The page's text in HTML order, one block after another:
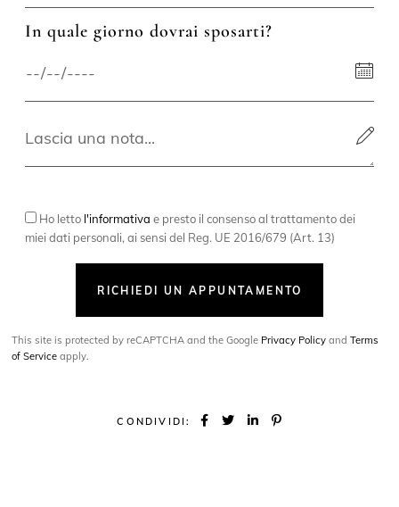
In quale giorno dovrai sposarti?
Ho letto l'informativa e presto il consenso al trattamento dei
miei dati personali, ai sensi del Reg. UE 2016/679 (Art. 13)
RICHIEDI UN APPUNTAMENTO
This site is protected by reCAPTCHA and the Google Privacy Policy andTerms
of Service apply.
CONDIVIDI: